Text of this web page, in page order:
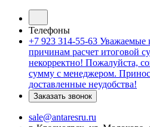
Телефоны
+7 923 314-55-63 Уважаемые
причинам расчет итоговой
некорректно! Пожалуйста,
сумму с менеджером.
доставленные неудобства!
Заказать звонок
sale@antaresru.ru